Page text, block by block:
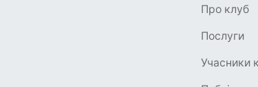
Про клуб
Послуги
Учасники